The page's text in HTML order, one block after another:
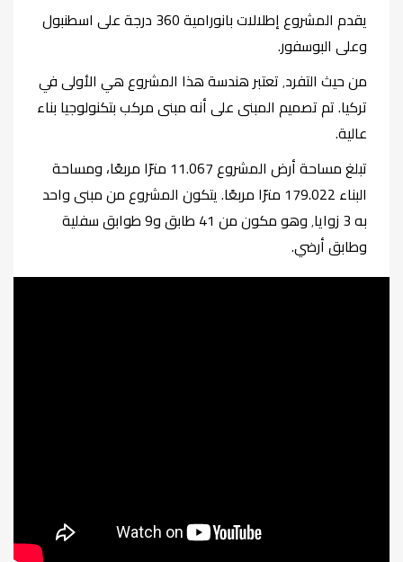
يقدم المشروع إطلالات بانورامية 360 درجة على اسطنبول
وعلى البوسفور.
من حيث التفرد٬ تعتبر هندسة هذا المشروع هي الأولى في
تركيا. تم تصميم المبنى على أنه مبنى مركب بتكنولوجيا بناء
عالية.
تبلغ مساحة أرض المشروع 11.067 مترًا مربعًا، ومساحة
البناء 179.022 مترًا مربعًا. يتكون المشروع من مبنى واحد
به 3 زوايا٬ وهو مكون من 41 طابق و9 طوابق سفلية
وطابق أرضي.